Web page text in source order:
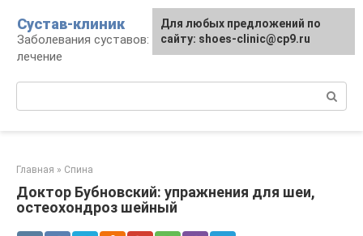
контенту
Сустав-клиник
Заболевания суставов: профилактика и
лечение
Главная » Спина
Доктор Бубновский: упражнения для шеи,
остеохондроз шейный
Для любых предложений по
сайту: shoes-clinic@cp9.ru